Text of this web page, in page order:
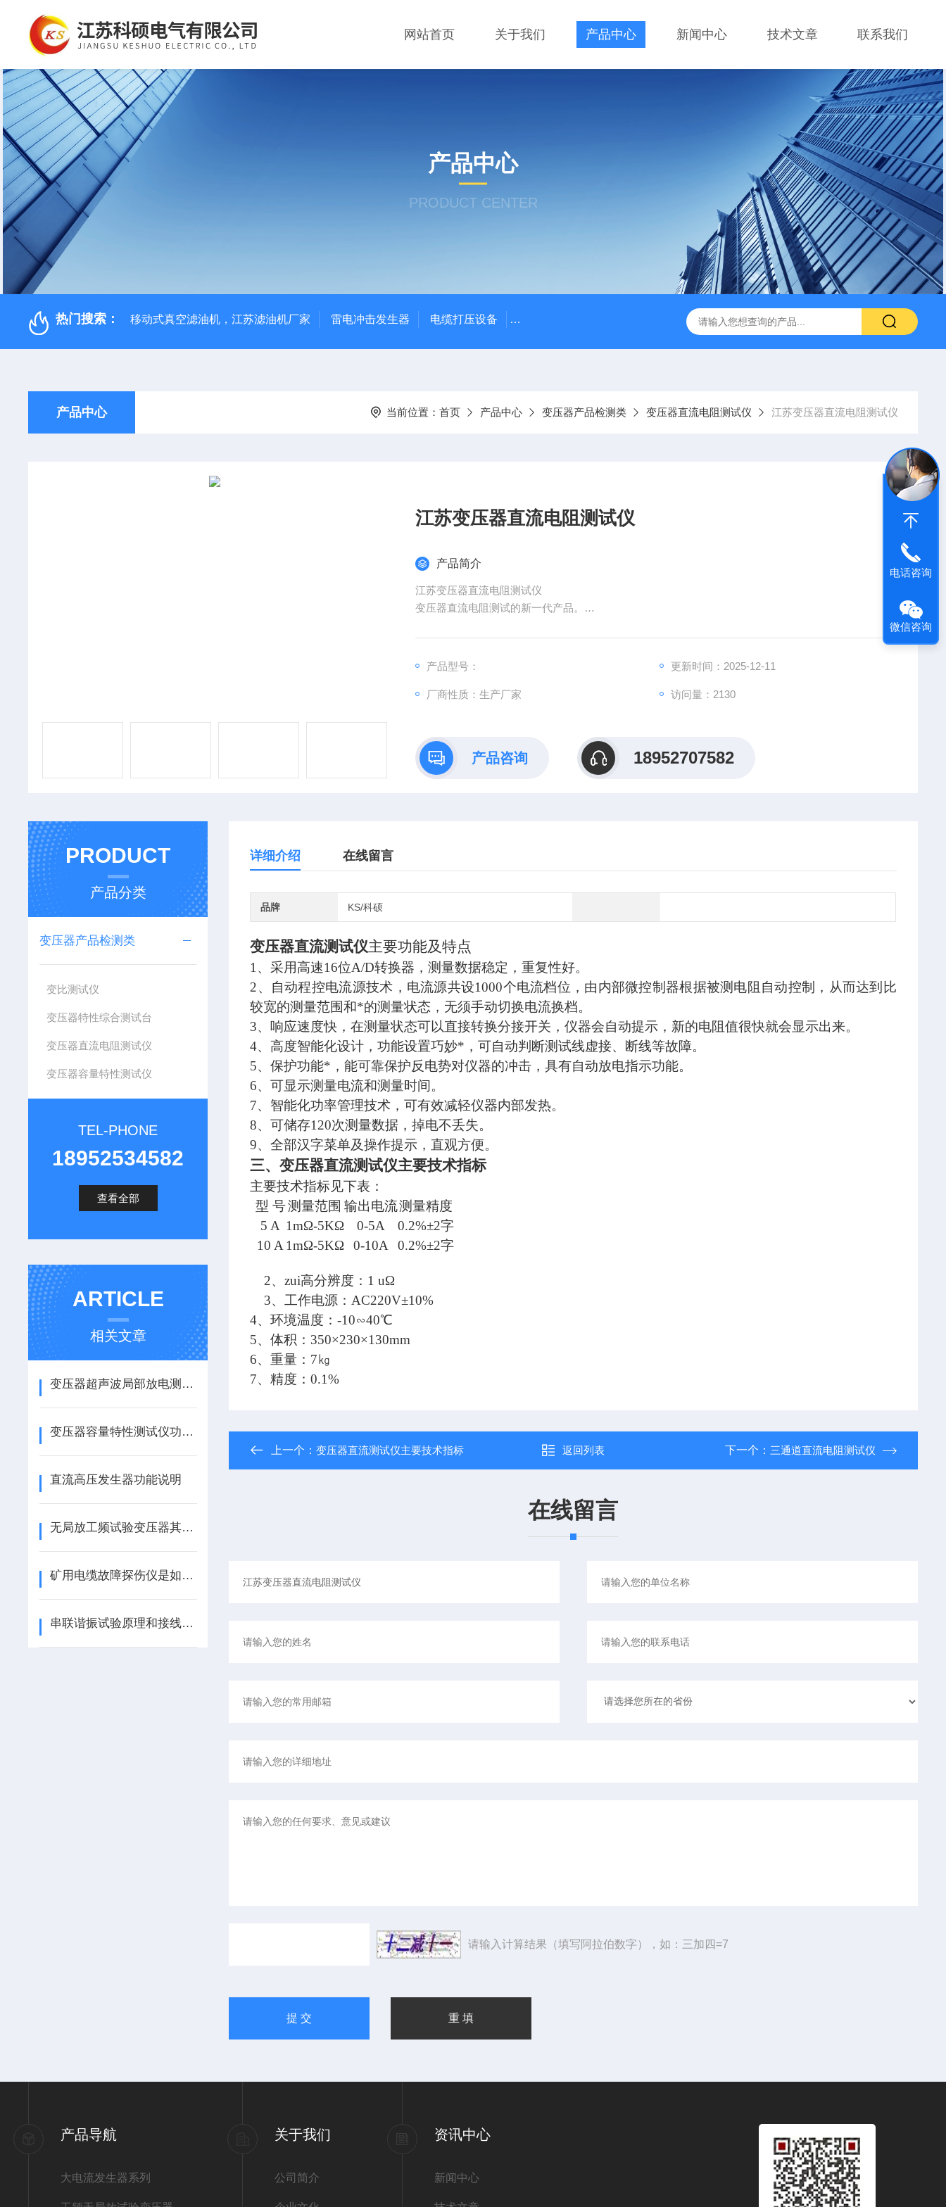
网站首页 关于我们 产品中心 新闻中心 技术文章 联系我们
产品中心
PRODUCT CENTER
热门搜索： 移动式真空滤油机，江苏滤油机厂家 雷电冲击发生器 电缆打压设备 变压器干燥空气发生器 复合绝缘子拉力试验机 矿用电缆打压设备 超低频耐
产品中心 当前位置： 首页 产品中心 变压器产品检测类 变压器直流电阻测试仪 江苏变压器直流电阻测试仪
江苏变压器直流电阻测试仪
产品简介
江苏变压器直流电阻测试仪
变压器直流电阻测试的新一代产品。
2、自动程控电流源技术，电流源共设1000个电流档位，由内部微控制器根据被测电阻自动控制，从而
3、响应速度快，在测量状态可以直接转换分接开关，仪器会自动提示，新的电阻值很快就会显示出
产品型号： 更新时间：2025-12-11
厂商性质：生产厂家 访问量：2130
产品咨询 18952707582
PRODUCT
产品分类
变压器产品检测类
变比测试仪
变压器特性综合测试台
变压器直流电阻测试仪
变压器容量特性测试仪
TEL-PHONE
18952534582
查看全部
ARTICLE
相关文章
变压器超声波局部放电测试在电网的应用说明
变压器容量特性测试仪功能特点
直流高压发生器功能说明
无局放工频试验变压器其详细的操作步骤如下
矿用电缆故障探伤仪是如何对电缆故障进行检测的
串联谐振试验原理和接线方法
详细介绍 在线留言
品牌 KS/科硕
变压器直流测试仪主要功能及特点
1、采用高速16位A/D转换器，测量数据稳定，重复性好。
2、自动程控电流源技术，电流源共设1000个电流档位，由内部微控制器根据被测电阻自动控制，从而达到比
较宽的测量范围和*的测量状态，无须手动切换电流换档。
3、响应速度快，在测量状态可以直接转换分接开关，仪器会自动提示，新的电阻值很快就会显示出来。
4、高度智能化设计，功能设置巧妙*，可自动判断测试线虚接、断线等故障。
5、保护功能*，能可靠保护反电势对仪器的冲击，具有自动放电指示功能。
6、可显示测量电流和测量时间。
7、智能化功率管理技术，可有效减轻仪器内部发热。
8、可储存120次测量数据，掉电不丢失。
9、全部汉字菜单及操作提示，直观方便。
三、变压器直流测试仪主要技术指标
主要技术指标见下表：
型 号测量范围 输出电流测量精度
5 A 1mΩ-5KΩ 0-5A
0.2%±2字
10 A 1mΩ-5KΩ 0-10A 0.2%±2字
2、zui高分辨度：1 uΩ
3、工作电源：AC220V±10%
4、环境温度：-10∽40℃
5、体积：350×230×130mm
6、重量：7㎏
7、精度：0.1%
上一个：变压器直流测试仪主要技术指标 返回列表 下一个： 三通道直流电阻测试仪
在线留言
请输入计算结果（填写阿拉伯数字），如：三加四=7
产品导航
大电流发生器系列
关于我们
公司简介
资讯中心
新闻中心
电话咨询
微信咨询